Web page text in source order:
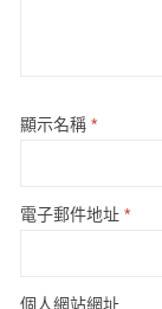
顯示名稱 *
電子郵件地址 *
個人網站網址